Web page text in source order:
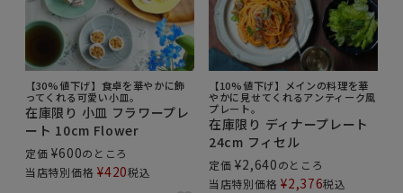
【30%値下げ】食卓を華やかに飾
ってくれる可愛い小皿。
在庫限り 小皿 フラワープレ
ート 10cm Flower
定価 ¥600のところ
当店特別価格 ¥420税込
【10%値下げ】メインの料理を華
やかに見せてくれるアンティーク風
プレート。
在庫限り ディナープレート
24cm フィセル
定価 ¥2,640のところ
当店特別価格 ¥2,376税込